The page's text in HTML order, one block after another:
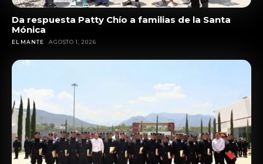
Da respuesta Patty Chío a familias de la Santa
Mónica
EL MANTE AGOSTO 1, 2026